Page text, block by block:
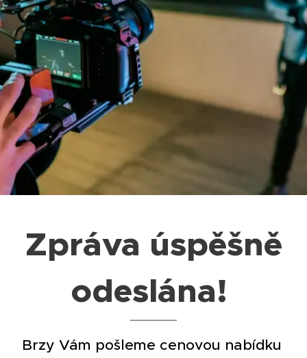
Zpráva úspěšně
odeslána!
Brzy Vám pošleme cenovou nabídku